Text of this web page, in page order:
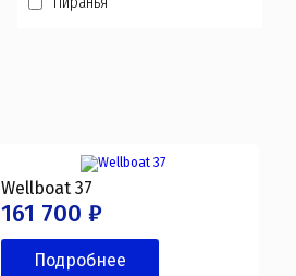
Wellboat 37
161 700 ₽
Подробнее